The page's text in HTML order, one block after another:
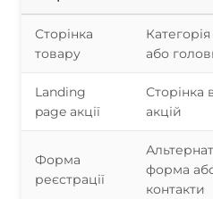
Сторінка
товару
або
Landing
page акції
Сторінка
акцій
Форма
реєстрації
форма
контакти